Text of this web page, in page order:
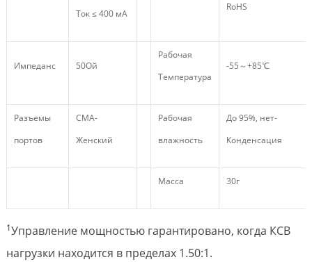
Ток ≤ 400 мА
RoHS
Импеданс 50Ой
Рабочая
Температура
-55～+85℃
Разъемы
портов
СМА-
Женский
Рабочая
влажность
До 95%, нет-
Конденсация
Масса 30г
1Управление мощностью гарантировано, когда КСВ
нагрузки находится в пределах 1.50:1.